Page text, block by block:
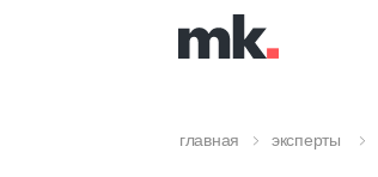
главная эксперты